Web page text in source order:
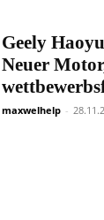
Geely
Neuer
maxwelhelp -